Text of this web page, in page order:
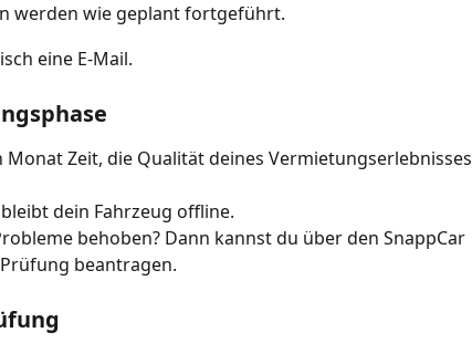
werden wie geplant fortgeführt.
eine E-Mail.
Zeit, die Qualität deines Vermietungserlebnisses
dein Fahrzeug offline.
behoben? Dann kannst du über den SnappCar
beantragen.